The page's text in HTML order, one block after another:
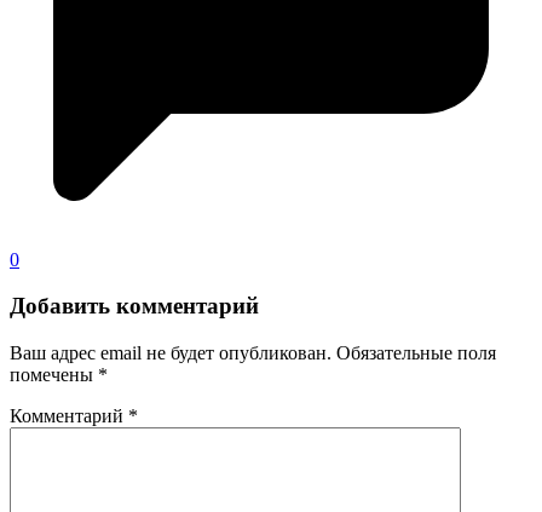
0
Добавить комментарий
Ваш адрес email не будет опубликован. Обязательные поля
помечены *
Комментарий *